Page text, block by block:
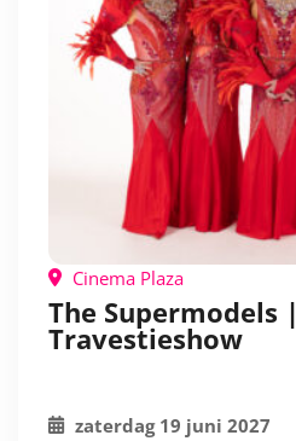
Cinema Plaza
The Supermodels |
Travestieshow
zaterdag 19 juni 2027